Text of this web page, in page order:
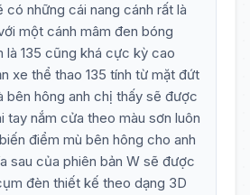
có những cái nang cánh rất là
một cánh mâm đen bóng
là 135 cũng khá cực kỳ cao
xe thể thao 135 tính từ mặt đứt
bên hông anh chị thấy sẽ được
tay nắm cửa theo màu sơn luôn
điểm mù bên hông cho anh
sau của phiên bản W sẽ được
đèn thiết kế theo dạng 3D